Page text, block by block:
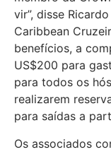
vir”, disse
Caribbean
benefícios, a
US$200 para
para todos os
realizarem
para saídas a
Os associados